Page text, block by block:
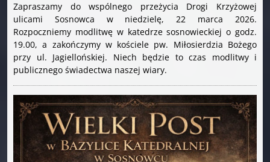
Zapraszamy do wspólnego przeżycia Drogi Krzyżowej
ulicami Sosnowca w niedzielę, 22 marca 2026.
Rozpoczniemy modlitwę w katedrze sosnowieckiej o godz.
19.00, a zakończymy w kościele pw. Miłosierdzia Bożego
przy ul. Jagiellońskiej. Niech będzie to czas modlitwy i
publicznego świadectwa naszej wiary.